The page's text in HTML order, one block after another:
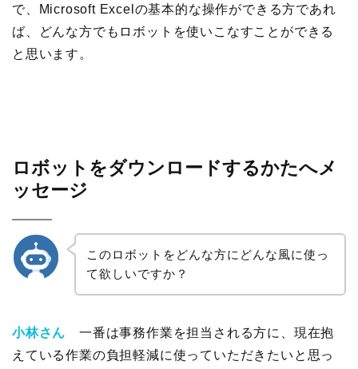
で、Microsoft Excelの基本的な操作ができる方であれ
ば、どんな方でもロボットを使いこなすことができる
と思います。
ロボットをダウンロードするかたへメ
ッセージ
このロボットをどんな方にどんな風に使っ
て欲しいですか？
小林さん 一番は事務作業を担当される方に、現在抱
えている作業の負担軽減に使っていただきたいと思っ